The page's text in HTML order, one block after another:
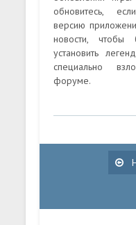
обновитесь,
версию
новости,
установить
специально
форуме.